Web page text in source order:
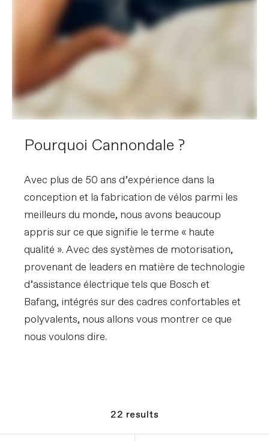
Pourquoi Cannondale ?
Avec plus de 50 ans d’expérience dans la
conception et la fabrication de vélos parmi les
meilleurs du monde, nous avons beaucoup
appris sur ce que signifie le terme « haute
qualité ». Avec des systèmes de motorisation,
provenant de leaders en matière de technologie
d’assistance électrique tels que Bosch et
Bafang, intégrés sur des cadres confortables et
polyvalents, nous allons vous montrer ce que
nous voulons dire.
22 results